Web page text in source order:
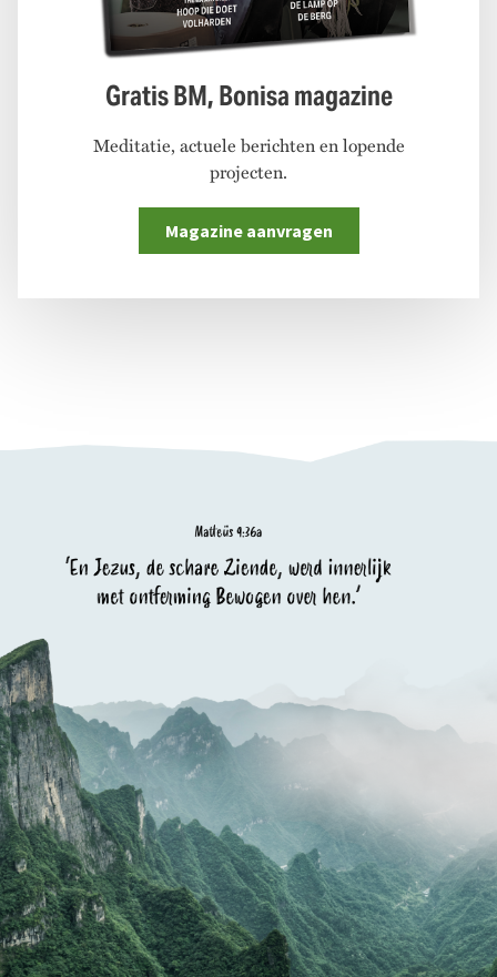
Gratis BM, Bonisa magazine
Meditatie, actuele berichten en lopende
projecten.
Magazine aanvragen